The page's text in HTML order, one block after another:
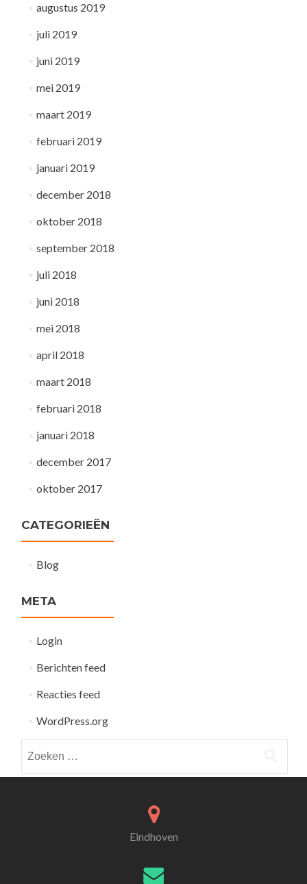
augustus 2019
juli 2019
juni 2019
mei 2019
maart 2019
februari 2019
januari 2019
december 2018
oktober 2018
september 2018
juli 2018
juni 2018
mei 2018
april 2018
maart 2018
februari 2018
januari 2018
december 2017
oktober 2017
CATEGORIEËN
Blog
META
Login
Berichten feed
Reacties feed
WordPress.org
naar:
Eindhoven